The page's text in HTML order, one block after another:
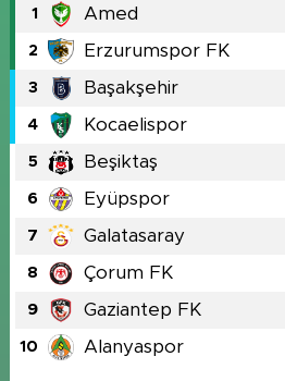
1 Amed
2 Erzurumspor FK
3 Başakşehir
4 Kocaelispor
5 Beşiktaş
6 Eyüpspor
7 Galatasaray
8 Çorum FK
9 Gaziantep FK
10 Alanyaspor